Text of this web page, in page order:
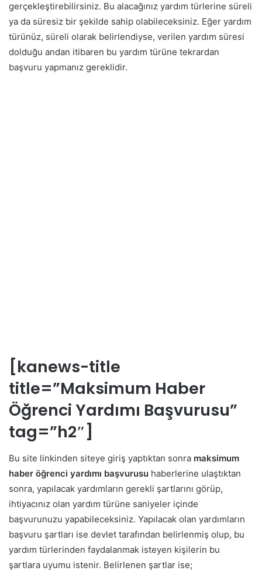
gerçekleştirebilirsiniz. Bu alacağınız yardım türlerine süreli
ya da süresiz bir şekilde sahip olabileceksiniz. Eğer yardım
türünüz, süreli olarak belirlendiyse, verilen yardım süresi
dolduğu andan itibaren bu yardım türüne tekrardan
başvuru yapmanız gereklidir.
[kanews-title
title=”Maksimum Haber
Öğrenci Yardımı Başvurusu”
tag=”h2″]
Bu site linkinden siteye giriş yaptıktan sonra maksimum
haber öğrenci yardımı başvurusu haberlerine ulaştıktan
sonra, yapılacak yardımların gerekli şartlarını görüp,
ihtiyacınız olan yardım türüne saniyeler içinde
başvurunuzu yapabileceksiniz. Yapılacak olan yardımların
başvuru şartları ise devlet tarafından belirlenmiş olup, bu
yardım türlerinden faydalanmak isteyen kişilerin bu
şartlara uyumu istenir. Belirlenen şartlar ise;